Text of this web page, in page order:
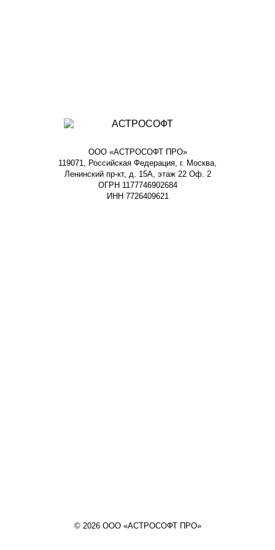
ООО «АСТРОСОФТ ПРО»
119071, Российская Федерация, г. Москва,
Ленинский пр-кт, д. 15А, этаж 22 Оф. 2
ОГРН 1177746902684
ИНН 7726409621
© 2026 ООО «АСТРОСОФТ ПРО»